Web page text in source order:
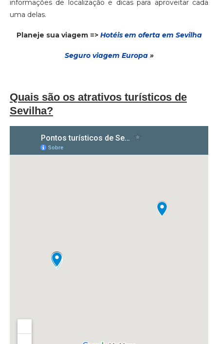
informações de localização e dicas para aproveitar cada
uma delas.
Planeje sua viagem => Hotéis em oferta em Sevilha
Seguro viagem Europa »
Quais são os atrativos turísticos de
Sevilha?